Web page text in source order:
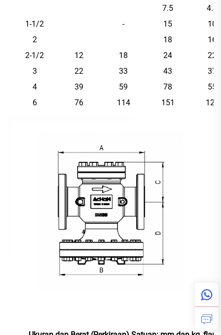
7.5
4.4
1-1/2
- 15
10
2
18
16
2-1/2
12 18 24
22
3
22 33 43
37
4
39 59 78
55
6
76 114 151 124